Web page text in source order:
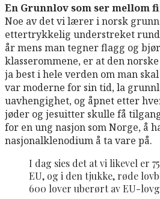
En Grunnlov som ser mellom
Noe av det vi lærer i norsk
ettertrykkelig understreket
år mens man tegner flagg og
klasserommene, er at den
ja best i hele verden om man
var moderne for sin tid, la
uavhengighet, og åpnet etter
jøder og jesuitter skulle få
for en ung nasjon som Norge, å
nasjonalklenodium å ta vare på.
I dag sies det at vi likevel er
EU, og i den tjukke, røde
600 lover uberørt av EU-